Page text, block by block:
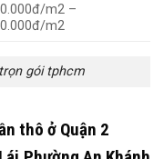
m2 –
m2
gói tphcm
thô ở Quận 2